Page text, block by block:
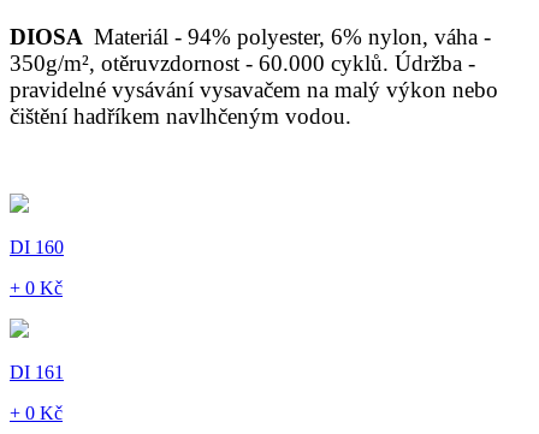
DIOSA Materiál - 94% polyester, 6% nylon, váha -
350g/m², otěruvzdornost - 60.000 cyklů. Údržba -
pravidelné vysávání vysavačem na malý výkon nebo
čištění hadříkem navlhčeným vodou.
DI 160
+ 0 Kč
DI 161
+ 0 Kč